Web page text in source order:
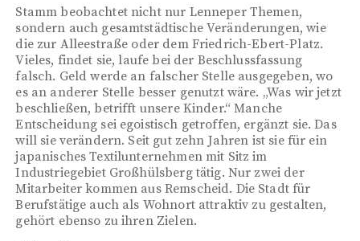
Stamm beobachtet nicht nur Lenneper Themen,
sondern auch gesamtstädtische Veränderungen, wie
die zur Alleestraße oder dem Friedrich-Ebert-Platz.
Vieles, findet sie, laufe bei der Beschlussfassung
falsch. Geld werde an falscher Stelle ausgegeben, wo
es an anderer Stelle besser genutzt wäre. „Was wir jetzt
beschließen, betrifft unsere Kinder.“ Manche
Entscheidung sei egoistisch getroffen, ergänzt sie. Das
will sie verändern. Seit gut zehn Jahren ist sie für ein
japanisches Textilunternehmen mit Sitz im
Industriegebiet Großhülsberg tätig. Nur zwei der
Mitarbeiter kommen aus Remscheid. Die Stadt für
Berufstätige auch als Wohnort attraktiv zu gestalten,
gehört ebenso zu ihren Zielen.